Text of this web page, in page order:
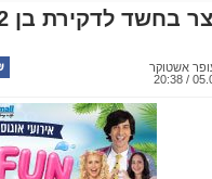
לדקירת בן 12 אחר הצוהריים באשדוד
אשטוקר